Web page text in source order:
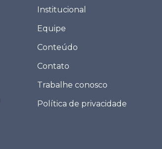
Institucional
Equipe
Conteúdo
Contato
Trabalhe conosco
Política de privacidade